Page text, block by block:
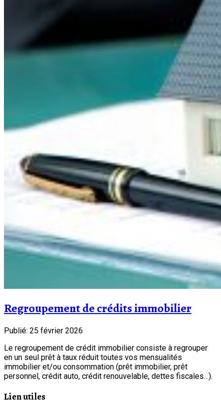
Regroupement de crédits immobilier
Publié: 25 février 2026
Le regroupement de crédit immobilier consiste à regrouper
en un seul prêt à taux réduit toutes vos mensualités
immobilier et/ou consommation (prêt immobilier, prêt
personnel, crédit auto, crédit renouvelable, dettes fiscales…).
Lien utiles